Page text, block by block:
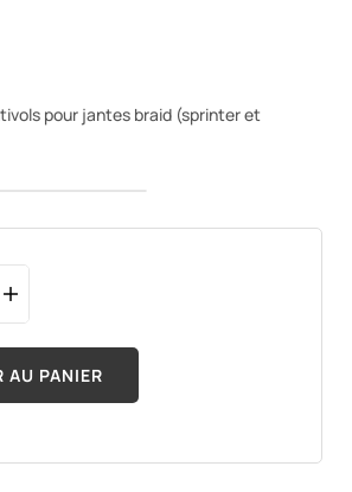
pour jantes braid (sprinter et
AU PANIER